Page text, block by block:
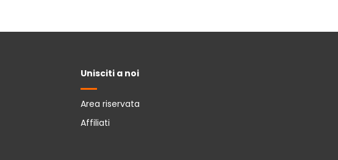
Unisciti a noi
Area riservata
Affiliati